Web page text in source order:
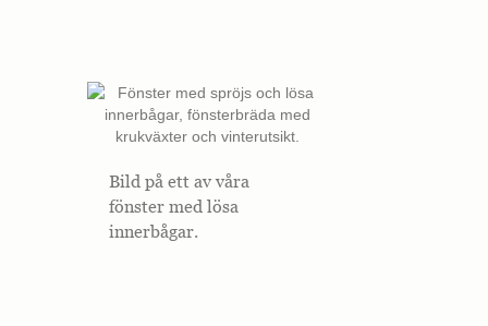
Bild på ett av våra
fönster med lösa
innerbågar.